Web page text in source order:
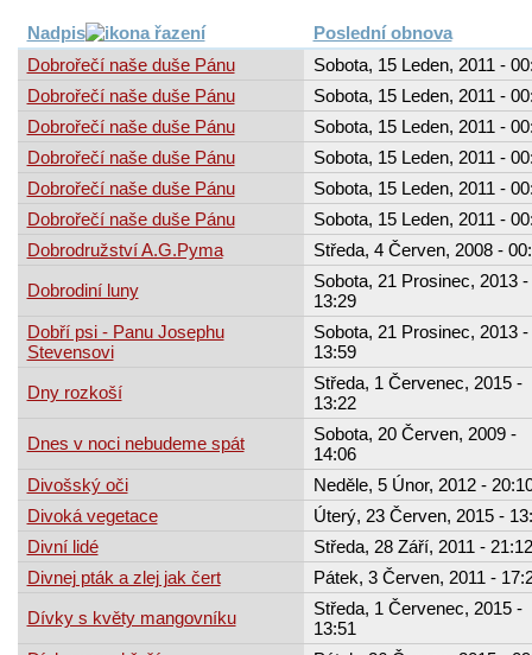
Nadpis
Poslední obnova
Dobrořečí naše duše Pánu
Sobota, 15 Leden, 2011 -
Dobrořečí naše duše Pánu
Sobota, 15 Leden, 2011 -
Dobrořečí naše duše Pánu
Sobota, 15 Leden, 2011 -
Dobrořečí naše duše Pánu
Sobota, 15 Leden, 2011 -
Dobrořečí naše duše Pánu
Sobota, 15 Leden, 2011 -
Dobrořečí naše duše Pánu
Sobota, 15 Leden, 2011 -
Dobrodružství A.G.Pyma
Středa, 4 Červen, 2008 -
Dobrodiní luny
Sobota, 21 Prosinec, 2013 -
13:29
Dobří psi - Panu Josephu
Stevensovi
Sobota, 21 Prosinec, 2013 -
13:59
Dny rozkoší
Středa, 1 Červenec, 2015 -
13:22
Dnes v noci nebudeme spát
Sobota, 20 Červen, 2009 -
14:06
Divošský oči
Neděle, 5 Únor, 2012 -
Divoká vegetace
Úterý, 23 Červen, 2015 -
Divní lidé
Středa, 28 Září, 2011 - 21:12
Divnej pták a zlej jak čert
Pátek, 3 Červen, 2011 -
Dívky s květy mangovníku
Středa, 1 Červenec, 2015 -
13:51